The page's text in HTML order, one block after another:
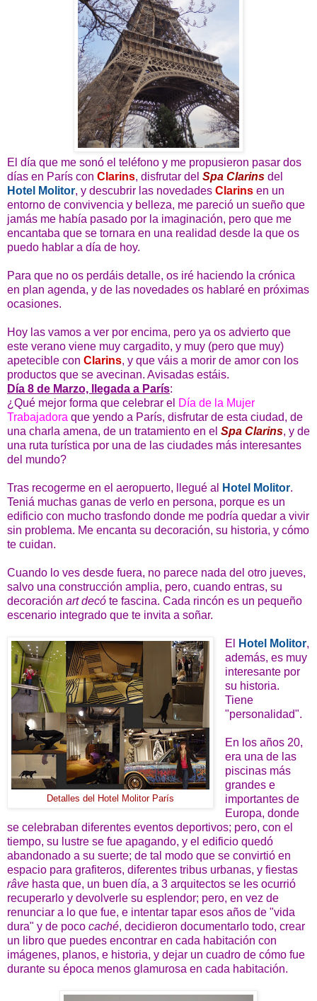
El día que me sonó el teléfono y me propusieron pasar dos
días en París con Clarins, disfrutar del Spa Clarins del
Hotel Molitor, y descubrir las novedades Clarins en un
entorno de convivencia y belleza, me pareció un sueño que
jamás me había pasado por la imaginación, pero que me
encantaba que se tornara en una realidad desde la que os
puedo hablar a día de hoy.
Para que no os perdáis detalle, os iré haciendo la crónica
en plan agenda, y de las novedades os hablaré en próximas
ocasiones.
Hoy las vamos a ver por encima, pero ya os advierto que
este verano viene muy cargadito, y muy (pero que muy)
apetecible con Clarins, y que váis a morir de amor con los
productos que se avecinan. Avisadas estáis.
Día 8 de Marzo, llegada a París:
¿Qué mejor forma que celebrar el Día de la Mujer
Trabajadora que yendo a París, disfrutar de esta ciudad, de
una charla amena, de un tratamiento en el Spa Clarins, y de
una ruta turística por una de las ciudades más interesantes
del mundo?
Tras recogerme en el aeropuerto, llegué al Hotel Molitor.
Teniá muchas ganas de verlo en persona, porque es un
edificio con mucho trasfondo donde me podría quedar a vivir
sin problema. Me encanta su decoración, su historia, y cómo
te cuidan.
Cuando lo ves desde fuera, no parece nada del otro jueves,
salvo una construcción amplia, pero, cuando entras, su
decoración art decó te fascina. Cada rincón es un pequeño
escenario integrado que te invita a soñar.
Detalles del Hotel Molitor París
El Hotel Molitor,
además, es muy
interesante por
su historia.
Tiene
"personalidad".
En los años 20,
era una de las
piscinas más
grandes e
importantes de
Europa, donde
se celebraban diferentes eventos deportivos; pero, con el
tiempo, su lustre se fue apagando, y el edificio quedó
abandonado a su suerte; de tal modo que se convirtió en
espacio para grafiteros, diferentes tribus urbanas, y fiestas
râve hasta que, un buen día, a 3 arquitectos se les ocurrió
recuperarlo y devolverle su esplendor; pero, en vez de
renunciar a lo que fue, e intentar tapar esos años de "vida
dura" y de poco caché, decidieron documentarlo todo, crear
un libro que puedes encontrar en cada habitación con
imágenes, planos, e historia, y dejar un cuadro de cómo fue
durante su época menos glamurosa en cada habitación.